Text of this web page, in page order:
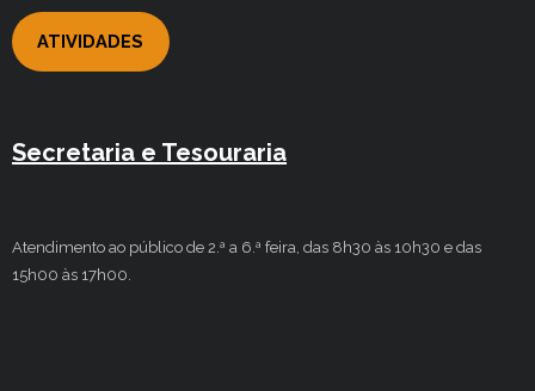
ATIVIDADES
Secretaria e Tesouraria
Atendimento ao público de 2.ª a 6.ª feira, das 8h30 às 10h30 e das
15h00 às 17h00.